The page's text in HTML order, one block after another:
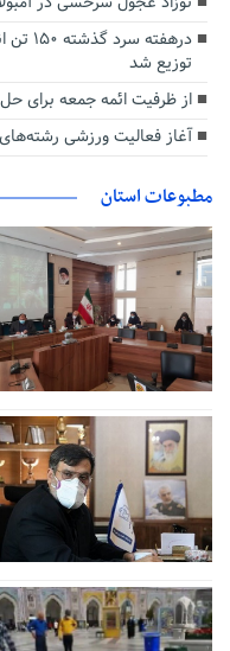
توزیع شد
از ظرفیت ائمه جمعه برای
آغاز فعالیت ورزشی رشته‌های انفرادی در ١٣٢
مطبوعات استان